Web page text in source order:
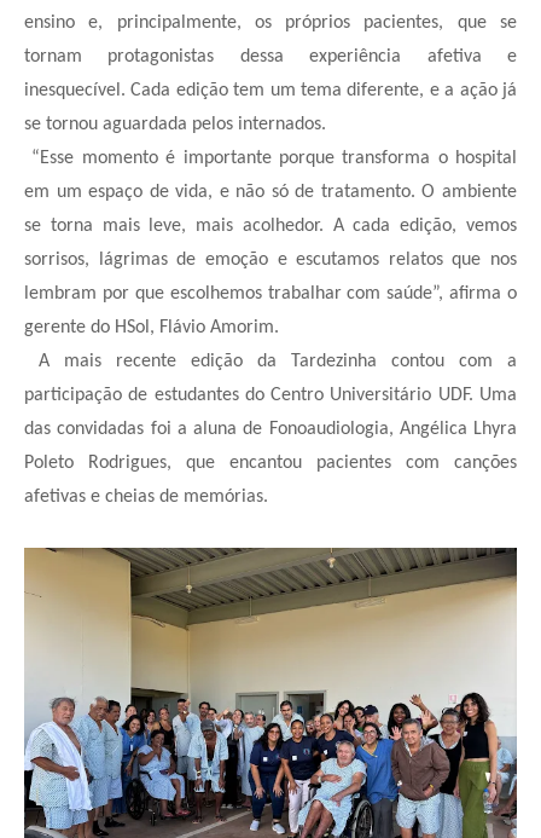
ensino e, principalmente, os próprios pacientes, que se
tornam protagonistas dessa experiência afetiva e
inesquecível. Cada edição tem um tema diferente, e a ação já
se tornou aguardada pelos internados.
“Esse momento é importante porque transforma o hospital
em um espaço de vida, e não só de tratamento. O ambiente
se torna mais leve, mais acolhedor. A cada edição, vemos
sorrisos, lágrimas de emoção e escutamos relatos que nos
lembram por que escolhemos trabalhar com saúde”, afirma o
gerente do HSol, Flávio Amorim.
A mais recente edição da Tardezinha contou com a
participação de estudantes do Centro Universitário UDF. Uma
das convidadas foi a aluna de Fonoaudiologia, Angélica Lhyra
Poleto Rodrigues, que encantou pacientes com canções
afetivas e cheias de memórias.